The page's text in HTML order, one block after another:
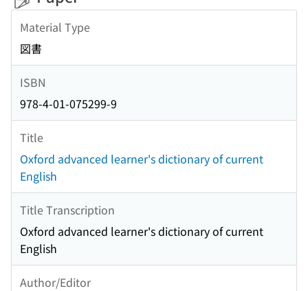
Material Type
図書
ISBN
978-4-01-075299-9
Title
Oxford advanced learner's dictionary of current
English
Title Transcription
Oxford advanced learner's dictionary of current
English
Author/Editor